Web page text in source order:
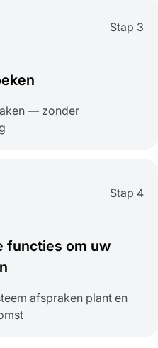
Stap 3
— zonder
Stap 4
functies om uw
afspraken plant en